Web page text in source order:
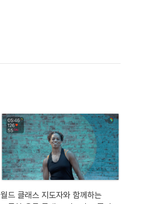
월드 클래스 지도자와 함께하는